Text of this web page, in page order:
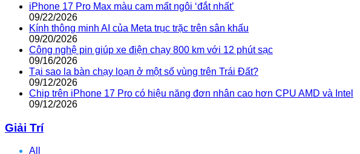
iPhone 17 Pro Max màu cam mất ngôi ‘đắt nhất’
09/22/2026
Kính thông minh AI của Meta trục trặc trên sân khấu
09/20/2026
Công nghệ pin giúp xe điện chạy 800 km với 12 phút sạc
09/16/2026
Tại sao la bàn chạy loạn ở một số vùng trên Trái Đất?
09/12/2026
Chip trên iPhone 17 Pro có hiệu năng đơn nhân cao hơn CPU AMD và Intel
09/12/2026
Giải Trí
All